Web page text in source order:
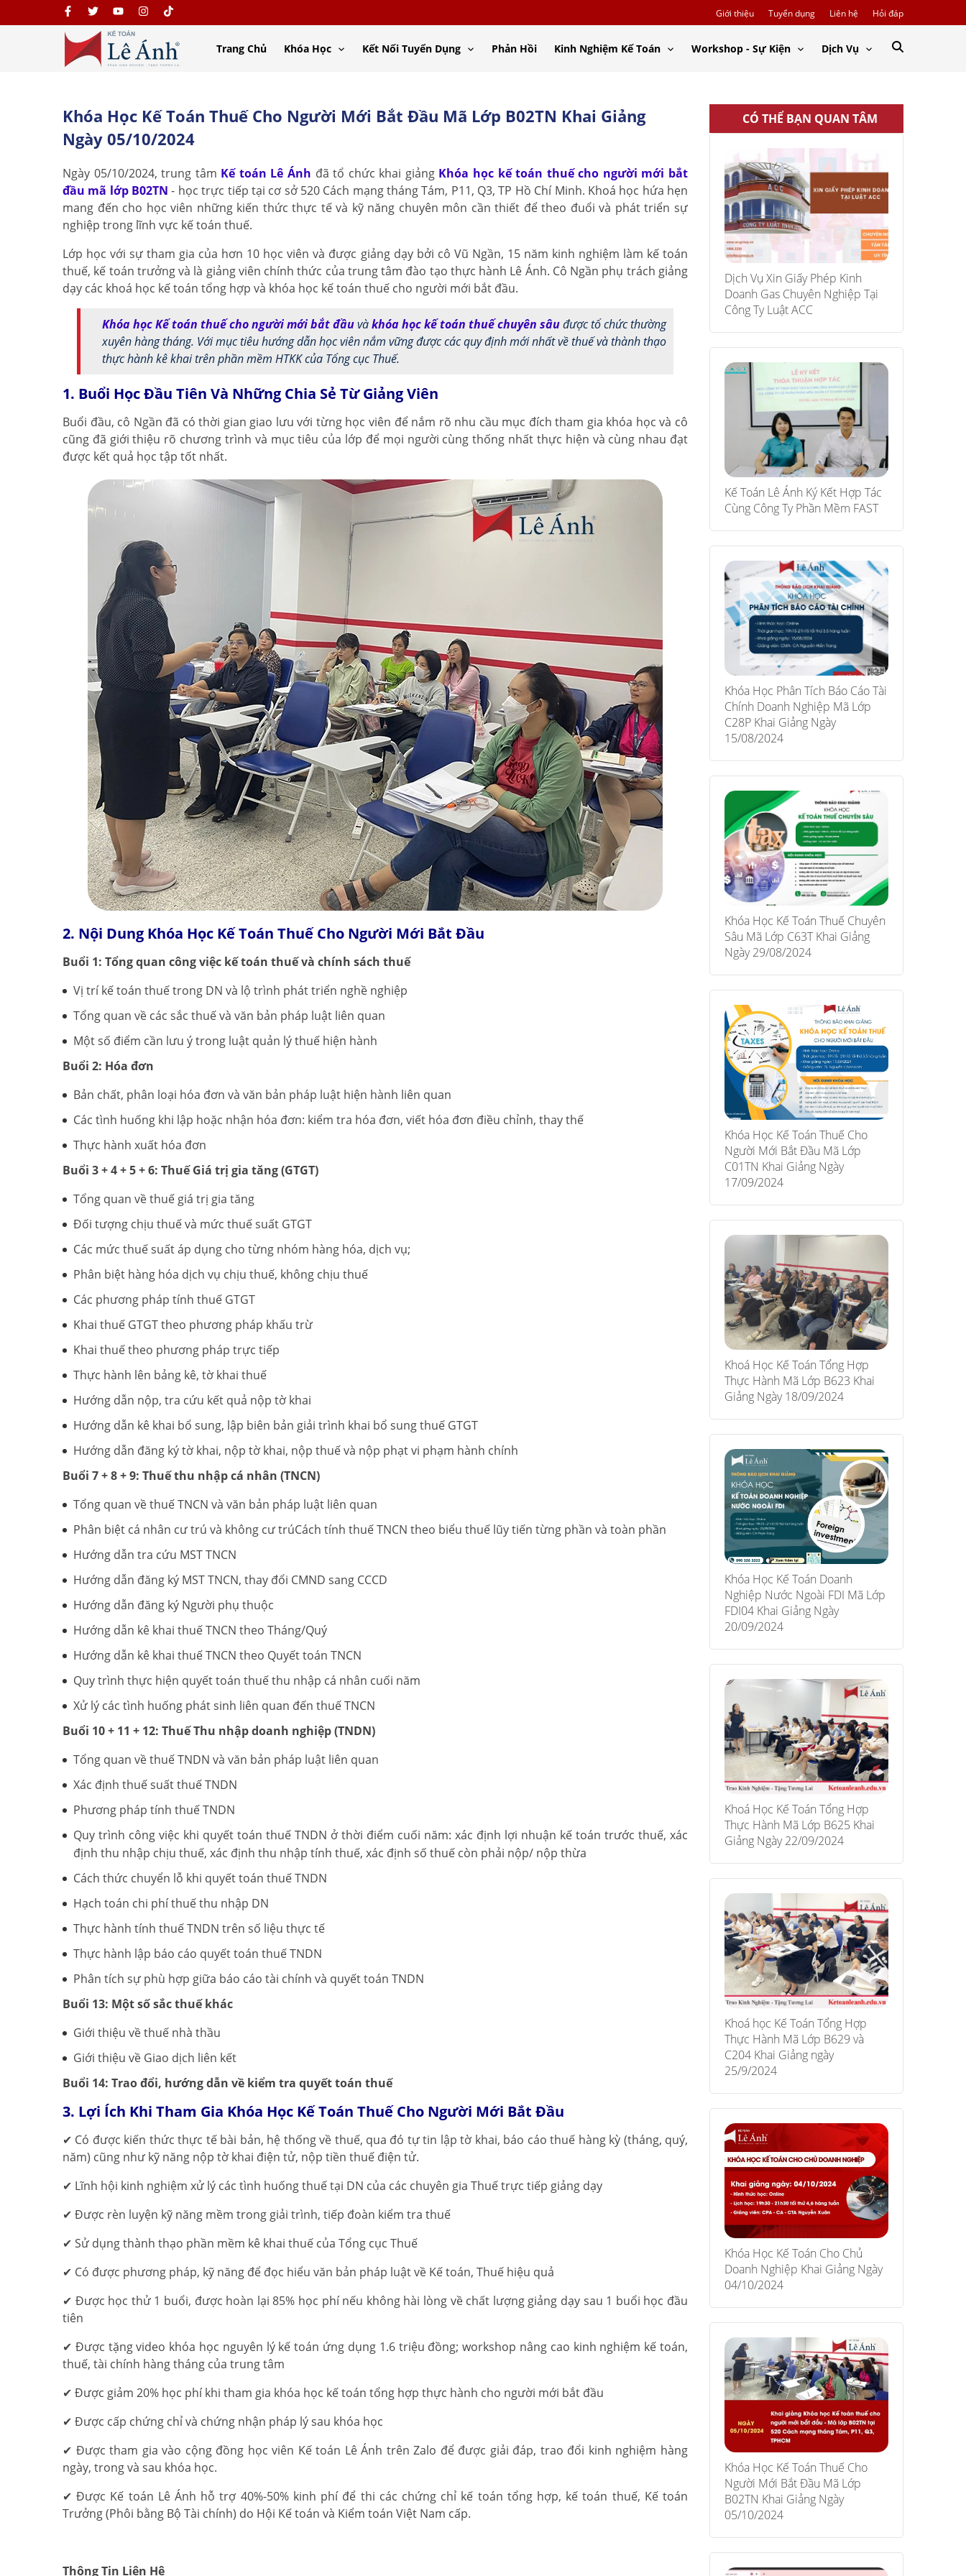
Giới thiệu Tuyển dụng Liên hệ Hỏi đáp
Trang Chủ Khóa Học Kết Nối Tuyển Dụng Phản Hồi Kinh Nghiệm Kế Toán Workshop - Sự Kiện Dịch Vụ
Khóa Học Kế Toán Thuế Cho Người Mới Bắt Đầu Mã Lớp B02TN Khai Giảng
Ngày 05/10/2024
Ngày 05/10/2024, trung tâm Kế toán Lê Ánh đã tổ chức khai giảng Khóa học kế toán thuế cho người mới bắt
đầu mã lớp B02TN - học trực tiếp tại cơ sở 520 Cách mạng tháng Tám, P11, Q3, TP Hồ Chí Minh. Khoá học hứa hẹn
mang đến cho học viên những kiến thức thực tế và kỹ năng chuyên môn cần thiết để theo đuổi và phát triển sự
nghiệp trong lĩnh vực kế toán thuế.
Lớp học với sự tham gia của hơn 10 học viên và được giảng dạy bởi cô Vũ Ngần, 15 năm kinh nghiệm làm kế toán
thuế, kế toán trưởng và là giảng viên chính thức của trung tâm đào tạo thực hành Lê Ánh. Cô Ngần phụ trách giảng
dạy các khoá học kế toán tổng hợp và khóa học kế toán thuế cho người mới bắt đầu.
Khóa học Kế toán thuế cho người mới bắt đầuvàkhóa học kế toán thuế chuyên sâuđược tổ chức thường
xuyên hàng tháng. Với mục tiêu hướng dẫn học viên nắm vững được các quy định mới nhất về thuế và thành thạo
thực hành kê khai trên phần mềm HTKK của Tổng cục Thuế.
1. Buổi Học Đầu Tiên Và Những Chia Sẻ Từ Giảng Viên
Buổi đầu, cô Ngần đã có thời gian giao lưu với từng học viên để nắm rõ nhu cầu mục đích tham gia khóa học và cô
cũng đã giới thiệu rõ chương trình và mục tiêu của lớp để mọi người cùng thống nhất thực hiện và cùng nhau đạt
được kết quả học tập tốt nhất.
2. Nội Dung Khóa Học Kế Toán Thuế Cho Người Mới Bắt Đầu
Buổi 1: Tổng quan công việc kế toán thuế và chính sách thuế
Vị trí kế toán thuế trong DN và lộ trình phát triển nghề nghiệp
Tổng quan về các sắc thuế và văn bản pháp luật liên quan
Một số điểm cần lưu ý trong luật quản lý thuế hiện hành
Buổi 2: Hóa đơn
Bản chất, phân loại hóa đơn và văn bản pháp luật hiện hành liên quan
Các tình huống khi lập hoặc nhận hóa đơn: kiểm tra hóa đơn, viết hóa đơn điều chỉnh, thay thế
Thực hành xuất hóa đơn
Buổi 3 + 4 + 5 + 6: Thuế Giá trị gia tăng (GTGT)
Tổng quan về thuế giá trị gia tăng
Đối tượng chịu thuế và mức thuế suất GTGT
Các mức thuế suất áp dụng cho từng nhóm hàng hóa, dịch vụ;
Phân biệt hàng hóa dịch vụ chịu thuế, không chịu thuế
Các phương pháp tính thuế GTGT
Khai thuế GTGT theo phương pháp khấu trừ
Khai thuế theo phương pháp trực tiếp
Thực hành lên bảng kê, tờ khai thuế
Hướng dẫn nộp, tra cứu kết quả nộp tờ khai
Hướng dẫn kê khai bổ sung, lập biên bản giải trình khai bổ sung thuế GTGT
Hướng dẫn đăng ký tờ khai, nộp tờ khai, nộp thuế và nộp phạt vi phạm hành chính
Buổi 7 + 8 + 9: Thuế thu nhập cá nhân (TNCN)
Tổng quan về thuế TNCN và văn bản pháp luật liên quan
Phân biệt cá nhân cư trú và không cư trúCách tính thuế TNCN theo biểu thuế lũy tiến từng phần và toàn phần
Hướng dẫn tra cứu MST TNCN
Hướng dẫn đăng ký MST TNCN, thay đổi CMND sang CCCD
Hướng dẫn đăng ký Người phụ thuộc
Hướng dẫn kê khai thuế TNCN theo Tháng/Quý
Hướng dẫn kê khai thuế TNCN theo Quyết toán TNCN
Quy trình thực hiện quyết toán thuế thu nhập cá nhân cuối năm
Xử lý các tình huống phát sinh liên quan đến thuế TNCN
Buổi 10 + 11 + 12: Thuế Thu nhập doanh nghiệp (TNDN)
Tổng quan về thuế TNDN và văn bản pháp luật liên quan
Xác định thuế suất thuế TNDN
Phương pháp tính thuế TNDN
Quy trình công việc khi quyết toán thuế TNDN ở thời điểm cuối năm: xác định lợi nhuận kế toán trước thuế, xác
định thu nhập chịu thuế, xác định thu nhập tính thuế, xác định số thuế còn phải nộp/ nộp thừa
Cách thức chuyển lỗ khi quyết toán thuế TNDN
Hạch toán chi phí thuế thu nhập DN
Thực hành tính thuế TNDN trên số liệu thực tế
Thực hành lập báo cáo quyết toán thuế TNDN
Phân tích sự phù hợp giữa báo cáo tài chính và quyết toán TNDN
Buổi 13: Một số sắc thuế khác
Giới thiệu về thuế nhà thầu
Giới thiệu về Giao dịch liên kết
Buổi 14: Trao đổi, hướng dẫn về kiểm tra quyết toán thuế
3. Lợi Ích Khi Tham Gia Khóa Học Kế Toán Thuế Cho Người Mới Bắt Đầu
✔ Có được kiến thức thực tế bài bản, hệ thống về thuế, qua đó tự tin lập tờ khai, báo cáo thuế hàng kỳ (tháng, quý,
năm) cũng như kỹ năng nộp tờ khai điện tử, nộp tiền thuế điện tử.
✔ Lĩnh hội kinh nghiệm xử lý các tình huống thuế tại DN của các chuyên gia Thuế trực tiếp giảng dạy
✔ Được rèn luyện kỹ năng mềm trong giải trình, tiếp đoàn kiểm tra thuế
✔ Sử dụng thành thạo phần mềm kê khai thuế của Tổng cục Thuế
✔ Có được phương pháp, kỹ năng để đọc hiểu văn bản pháp luật về Kế toán, Thuế hiệu quả
✔ Được học thử 1 buổi, được hoàn lại 85% học phí nếu không hài lòng về chất lượng giảng dạy sau 1 buổi học đầu
tiên
✔ Được tặng video khóa học nguyên lý kế toán ứng dụng 1.6 triệu đồng; workshop nâng cao kinh nghiệm kế toán,
thuế, tài chính hàng tháng của trung tâm
✔ Được giảm 20% học phí khi tham gia khóa học kế toán tổng hợp thực hành cho người mới bắt đầu
✔ Được cấp chứng chỉ và chứng nhận pháp lý sau khóa học
✔ Được tham gia vào cộng đồng học viên Kế toán Lê Ánh trên Zalo để được giải đáp, trao đổi kinh nghiệm hàng
ngày, trong và sau khóa học.
✔ Được Kế toán Lê Ánh hỗ trợ 40%-50% kinh phí để thi các chứng chỉ kế toán tổng hợp, kế toán thuế, Kế toán
Trưởng (Phôi bằng Bộ Tài chính) do Hội Kế toán và Kiểm toán Việt Nam cấp.
Thông Tin Liên Hệ
CÓ THỂ BẠN QUAN TÂM
Dịch Vụ Xin Giấy Phép Kinh
Doanh Gas Chuyên Nghiệp Tại
Công Ty Luật ACC
Kế Toán Lê Ánh Ký Kết Hợp Tác
Cùng Công Ty Phần Mềm FAST
Khóa Học Phân Tích Báo Cáo Tài
Chính Doanh Nghiệp Mã Lớp
C28P Khai Giảng Ngày
15/08/2024
Khóa Học Kế Toán Thuế Chuyên
Sâu Mã Lớp C63T Khai Giảng
Ngày 29/08/2024
Khóa Học Kế Toán Thuế Cho
Người Mới Bắt Đầu Mã Lớp
C01TN Khai Giảng Ngày
17/09/2024
Khoá Học Kế Toán Tổng Hợp
Thực Hành Mã Lớp B623 Khai
Giảng Ngày 18/09/2024
Khóa Học Kế Toán Doanh
Nghiệp Nước Ngoài FDI Mã Lớp
FDI04 Khai Giảng Ngày
20/09/2024
Khoá Học Kế Toán Tổng Hợp
Thực Hành Mã Lớp B625 Khai
Giảng Ngày 22/09/2024
Khoá học Kế Toán Tổng Hợp
Thực Hành Mã Lớp B629 và
C204 Khai Giảng ngày
25/9/2024
Khóa Học Kế Toán Cho Chủ
Doanh Nghiệp Khai Giảng Ngày
04/10/2024
Khóa Học Kế Toán Thuế Cho
Người Mới Bắt Đầu Mã Lớp
B02TN Khai Giảng Ngày
05/10/2024